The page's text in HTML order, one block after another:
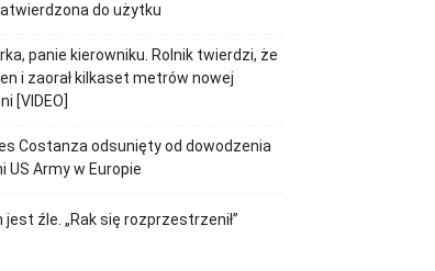
do użytku
panie kierowniku. Rolnik twierdzi, że
i zaorał kilkaset metrów nowej
[VIDEO]
Costanza odsunięty od dowodzenia
US Army w Europie
jest źle. „Rak się rozprzestrzenił”